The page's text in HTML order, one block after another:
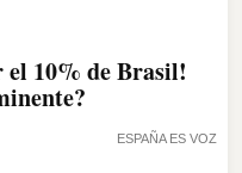
ESPAÑA ES VOZ
el 10% de Brasil!